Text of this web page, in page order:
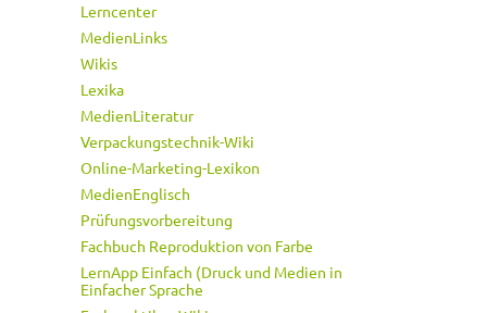
Lerncenter
MedienLinks
Wikis
Lexika
MedienLiteratur
Verpackungstechnik-Wiki
Online-Marketing-Lexikon
MedienEnglisch
Prüfungsvorbereitung
Fachbuch Reproduktion von Farbe
LernApp Einfach (Druck und Medien in
Einfacher Sprache